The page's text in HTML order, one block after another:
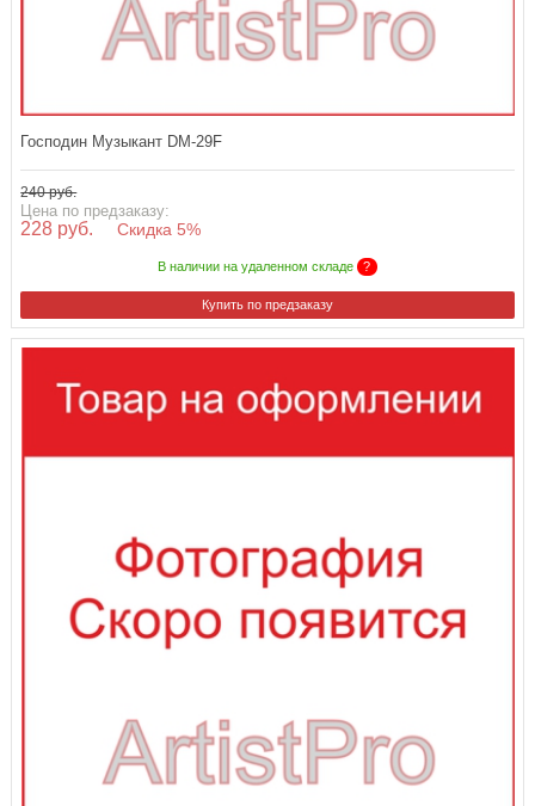
Господин Музыкант DM-29F
240 руб.
Цена по предзаказу:
228 руб. Скидка 5%
В наличии на удаленном складе ?
Купить по предзаказу